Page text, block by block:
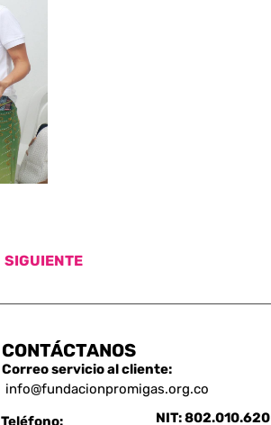
SIGUIENTE
CONTÁCTANOS
Correo servicio al cliente:
info@fundacionpromigas.org.co
Teléfono: NIT: 802.010.620